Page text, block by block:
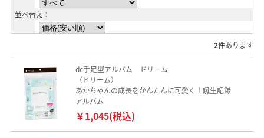
並べ替え：
2件あります
dc手足型アルバム ドリーム
（ドリーム）
あかちゃんの成長をかんたんに可愛く！誕生記録
アルバム
￥1,045(税込)